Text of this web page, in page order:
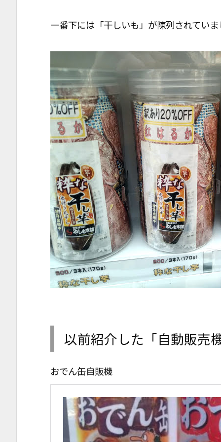
一番下には「干しいも」が陳列されてい
以前紹介した「自動販売
おでん缶自販機